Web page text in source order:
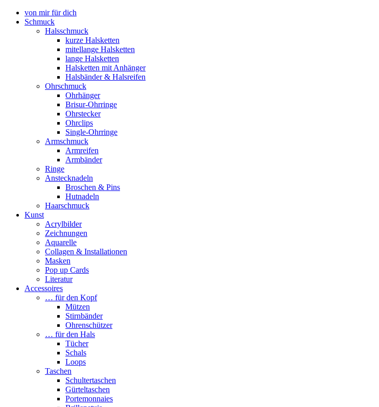
von mir für dich
Schmuck
Halsschmuck
kurze Halsketten
mitellange Halsketten
lange Halsketten
Halsketten mit Anhänger
Halsbänder & Halsreifen
Ohrschmuck
Ohrhänger
Brisur-Ohrringe
Ohrstecker
Ohrclips
Single-Ohrringe
Armschmuck
Armreifen
Armbänder
Ringe
Anstecknadeln
Broschen & Pins
Hutnadeln
Haarschmuck
Kunst
Acrylbilder
Zeichnungen
Aquarelle
Collagen & Installationen
Masken
Pop up Cards
Literatur
Accessoires
… für den Kopf
Mützen
Stirnbänder
Ohrenschützer
… für den Hals
Tücher
Schals
Loops
Taschen
Schultertaschen
Gürteltaschen
Portemonnaies